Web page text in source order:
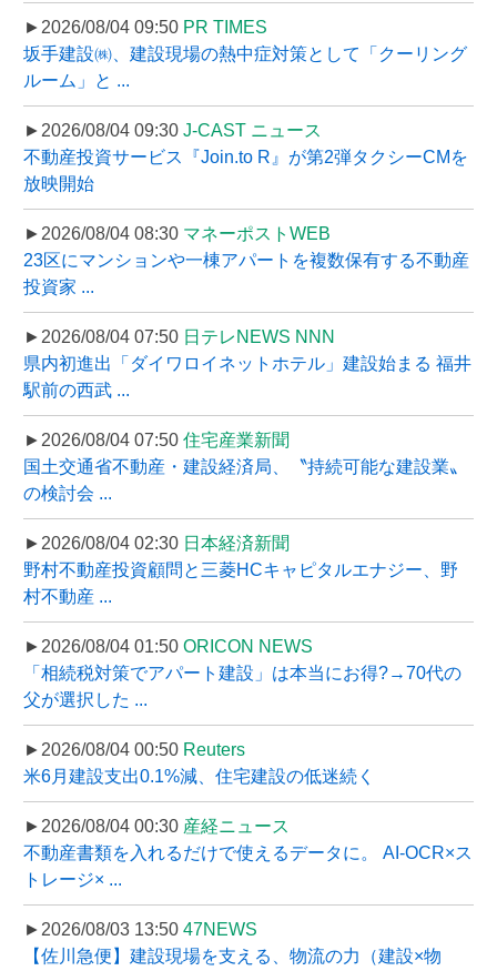
►2026/08/04 09:50 PR TIMES
坂手建設㈱、建設現場の熱中症対策として「クーリング
ルーム」と ...
►2026/08/04 09:30 J-CAST ニュース
不動産投資サービス『Join.to R』が第2弾タクシーCMを
放映開始
►2026/08/04 08:30 マネーポストWEB
23区にマンションや一棟アパートを複数保有する不動産
投資家 ...
►2026/08/04 07:50 日テレNEWS NNN
県内初進出「ダイワロイネットホテル」建設始まる 福井
駅前の西武 ...
►2026/08/04 07:50 住宅産業新聞
国土交通省不動産・建設経済局、〝持続可能な建設業〟
の検討会 ...
►2026/08/04 02:30 日本経済新聞
野村不動産投資顧問と三菱HCキャピタルエナジー、野
村不動産 ...
►2026/08/04 01:50 ORICON NEWS
「相続税対策でアパート建設」は本当にお得?→70代の
父が選択した ...
►2026/08/04 00:50 Reuters
米6月建設支出0.1%減、住宅建設の低迷続く
►2026/08/04 00:30 産経ニュース
不動産書類を入れるだけで使えるデータに。 AI-OCR×ス
トレージ× ...
►2026/08/03 13:50 47NEWS
【佐川急便】建設現場を支える、物流の力（建設×物